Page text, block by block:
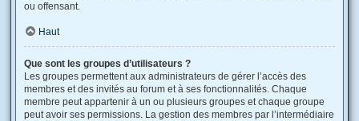
ou offensant.
Haut
Que sont les groupes d’utilisateurs ?
Les groupes permettent aux administrateurs de gérer l’accès des
membres et des invités au forum et à ses fonctionnalités. Chaque
membre peut appartenir à un ou plusieurs groupes et chaque groupe
peut avoir ses permissions. La gestion des membres par l’intermédiaire